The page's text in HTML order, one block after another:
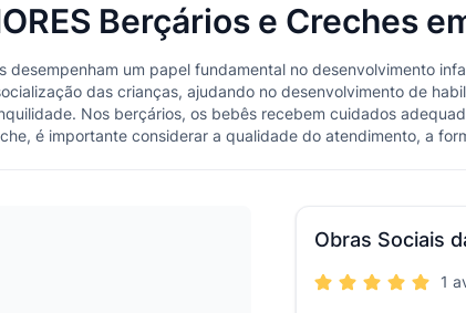
Berçários e Creches
desempenham um papel fundamental no desenvolvimento
das crianças, ajudando no desenvolvimento de
Nos berçários, os bebês recebem cuidados
é importante considerar a qualidade do atendimento, a
Obras Sociais
1